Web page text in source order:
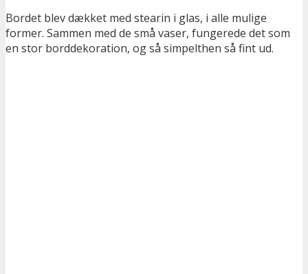
Bordet blev dækket med stearin i glas, i alle mulige
former. Sammen med de små vaser, fungerede det som
en stor borddekoration, og så simpelthen så fint ud.